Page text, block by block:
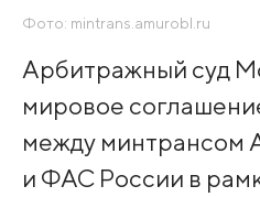
Фото: mintrans.amurobl.ru
Арбитражный суд
мировое
между минтрансом
и ФАС России в